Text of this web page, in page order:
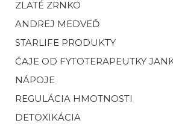
ZLATÉ ZRNKO
ANDREJ MEDVEĎ
STARLIFE PRODUKTY
ČAJE OD FYTOTERAPEUTKY
NÁPOJE
REGULÁCIA HMOTNOSTI
DETOXIKÁCIA